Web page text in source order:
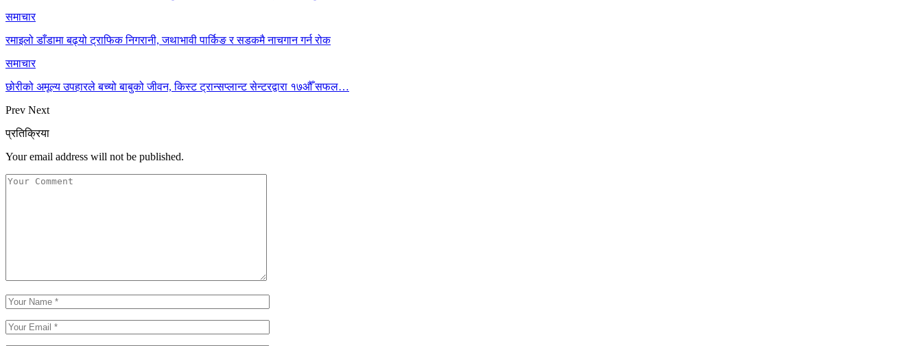
समाचार
रमाइलो डाँडामा बढ्यो ट्राफिक निगरानी, जथाभावी पार्किङ र सडकमै नाचगान गर्न रोक
समाचार
छोरीको अमूल्य उपहारले बच्यो बाबुको जीवन, किस्ट ट्रान्सप्लान्ट सेन्टरद्वारा १७औँ सफल…
Prev Next
प्रतिक्रिया
Your email address will not be published.